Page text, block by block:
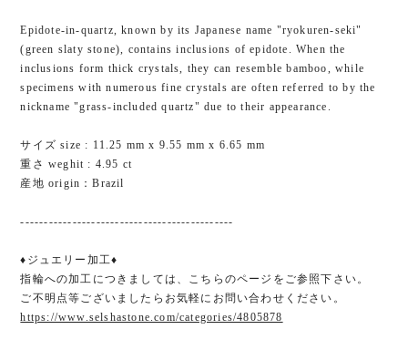
Epidote-in-quartz, known by its Japanese name "ryokuren-seki"
(green slaty stone), contains inclusions of epidote. When the
inclusions form thick crystals, they can resemble bamboo, while
specimens with numerous fine crystals are often referred to by the
nickname "grass-included quartz" due to their appearance.
サイズ size : 11.25 mm x 9.55 mm x 6.65 mm
重さ weghit : 4.95 ct
産地 origin：Brazil
---------------------------------------------
♦ジュエリー加工♦
指輪への加工につきましては、こちらのページをご参照下さい。
ご不明点等ございましたらお気軽にお問い合わせください。
https://www.selshastone.com/categories/4805878